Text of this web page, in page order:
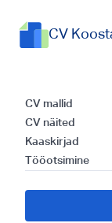
CV
CV mallid
CV näited
Kaaskirjad
Tööotsimine
CV